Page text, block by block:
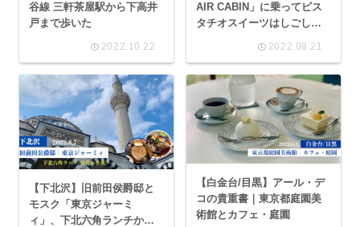
谷線 三軒茶屋駅から下高井
戸まで歩いた
2022.10.22
AIR CABIN」に乗ってピス
タチオスイーツはしごして
2022.08.21
【下北沢】旧前田侯爵邸と
モスク「東京ジャーミ
ィ」、下北六角ランチから
【白金台/目黒】アール・デ
コの貴重書｜東京都庭園美
術館とカフェ・庭園